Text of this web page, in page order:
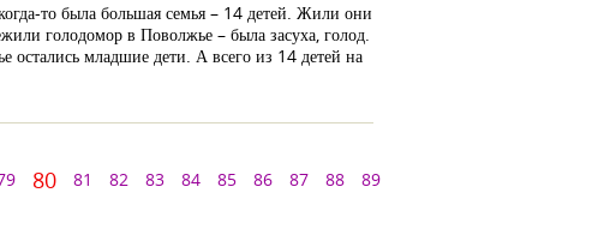
то была большая семья – 14 детей. Жили они
голодомор в Поволжье – была засуха, голод.
младшие дети. А всего из 14 детей на
80 81 82 83 84 85 86 87 88
89